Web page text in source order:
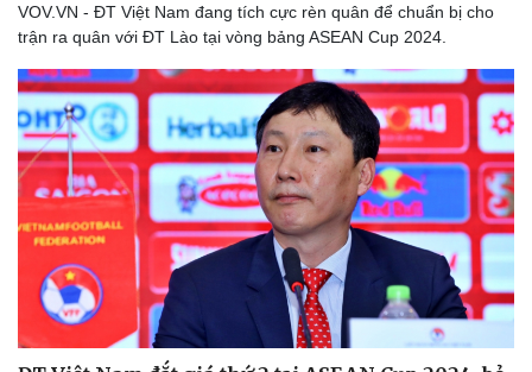
Bóng đá
Lịch thi đấu bóng đá
eSports
Hậu trường
Ô tô
Xe máy
VOV.VN - ĐT Việt Nam đang tích cực rèn quân để chuẩn bị cho
trận ra quân với ĐT Lào tại vòng bảng ASEAN Cup 2024.